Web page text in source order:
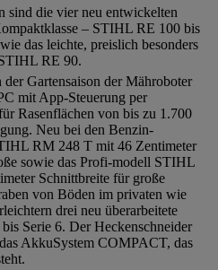
sind die vier neu entwickelten
– STIHL RE 100 bis
das leichte, preislich besonders
RE 90.
Gartensaison der Mähroboter
mit App-Steuerung per
Rasenflächen von bis zu 1.700
Neu bei den Benzin-
RM 248 T mit 46 Zentimeter
sowie das Profi-modell STIHL
Schnittbreite für große
von Böden im privaten wie
drei neu überarbeitete
Serie 6. Der Heckenschneider
AkkuSystem COMPACT, das